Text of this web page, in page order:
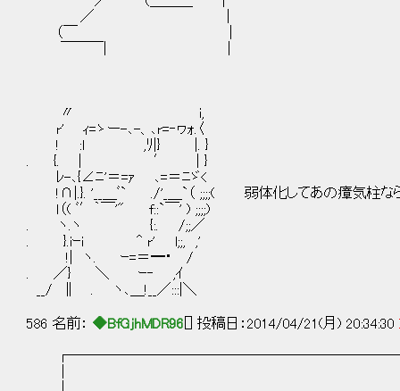
／ |
（￣ |
〃 i,
r' ｨ=ゝー-､-、､r=‐ヮｫ.〈
! :l ,ﾘ|} |. }
. {. | ′ | }
ﾚ-､{∠ﾆ'＝=ｧ ､=＝ﾆゞ<
!∩|.}. '__＿ﾞ` ./'_＿`（ ;;;;( 弱体化してあの瘴気柱な
ｌ（( ﾞ′｀￣'" f::`￣' ) ;;;;)
. ヽ.ヽ {:. /;;／
. }.iｰi ^ r' l;;, ,'
!| ヽ. ｰ=＝━・ /
. ／} ＼ ｰ‐ ,ｲ
__/ ∥ . ヽ､＿!__／:::|＼
586 名前： ◆BfGjhMDR96 [] 投稿日：2014/04/21(月) 20:34:30